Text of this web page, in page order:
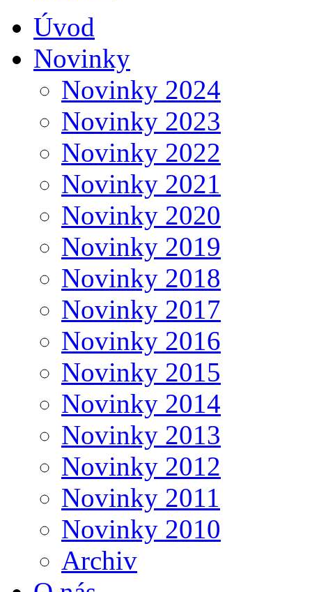
Úvod
Novinky
Novinky 2024
Novinky 2023
Novinky 2022
Novinky 2021
Novinky 2020
Novinky 2019
Novinky 2018
Novinky 2017
Novinky 2016
Novinky 2015
Novinky 2014
Novinky 2013
Novinky 2012
Novinky 2011
Novinky 2010
Archiv